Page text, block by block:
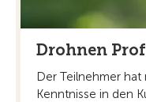
Drohnen
Der Teilnehmer hat
Kenntnisse in den